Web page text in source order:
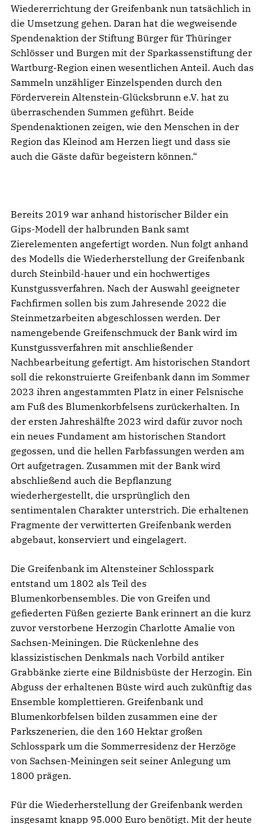
Wiedererrichtung der Greifenbank nun tatsächlich in
die Umsetzung gehen. Daran hat die wegweisende
Spendenaktion der Stiftung Bürger für Thüringer
Schlösser und Burgen mit der Sparkassenstiftung der
Wartburg-Region einen wesentlichen Anteil. Auch das
Sammeln unzähliger Einzelspenden durch den
Förderverein Altenstein-Glücksbrunn e.V. hat zu
überraschenden Summen geführt. Beide
Spendenaktionen zeigen, wie den Menschen in der
Region das Kleinod am Herzen liegt und dass sie
auch die Gäste dafür begeistern können.“
Bereits 2019 war anhand historischer Bilder ein
Gips-Modell der halbrunden Bank samt
Zierelementen angefertigt worden. Nun folgt anhand
des Modells die Wiederherstellung der Greifenbank
durch Steinbild-hauer und ein hochwertiges
Kunstgussverfahren. Nach der Auswahl geeigneter
Fachfirmen sollen bis zum Jahresende 2022 die
Steinmetzarbeiten abgeschlossen werden. Der
namengebende Greifenschmuck der Bank wird im
Kunstgussverfahren mit anschließender
Nachbearbeitung gefertigt. Am historischen Standort
soll die rekonstruierte Greifenbank dann im Sommer
2023 ihren angestammten Platz in einer Felsnische
am Fuß des Blumenkorbfelsens zurückerhalten. In
der ersten Jahreshälfte 2023 wird dafür zuvor noch
ein neues Fundament am historischen Standort
gegossen, und die hellen Farbfassungen werden am
Ort aufgetragen. Zusammen mit der Bank wird
abschließend auch die Bepflanzung
wiederhergestellt, die ursprünglich den
sentimentalen Charakter unterstrich. Die erhaltenen
Fragmente der verwitterten Greifenbank werden
abgebaut, konserviert und eingelagert.
Die Greifenbank im Altensteiner Schlosspark
entstand um 1802 als Teil des
Blumenkorbensembles. Die von Greifen und
gefiederten Füßen gezierte Bank erinnert an die kurz
zuvor verstorbene Herzogin Charlotte Amalie von
Sachsen-Meiningen. Die Rückenlehne des
klassizistischen Denkmals nach Vorbild antiker
Grabbänke zierte eine Bildnisbüste der Herzogin. Ein
Abguss der erhaltenen Büste wird auch zukünftig das
Ensemble komplettieren. Greifenbank und
Blumenkorbfelsen bilden zusammen eine der
Parkszenerien, die den 160 Hektar großen
Schlosspark um die Sommerresidenz der Herzöge
von Sachsen-Meiningen seit seiner Anlegung um
1800 prägen.
Für die Wiederherstellung der Greifenbank werden
insgesamt knapp 95.000 Euro benötigt. Mit der heute